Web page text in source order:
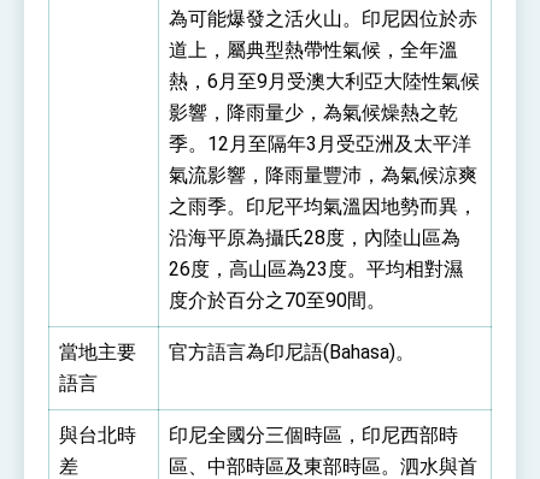
外交部長林佳龍主持第35次「參與亞太經濟合作
策略小組」跨部會會議
民調顯示多數國人滿意政府外交表現，高度支持
「總合外交」與台歐美日關係深化
總統以「韌性之島，希望之光」為題發表2026新
年談話
總統主持「守護民主台灣國安行動方案」記者
會 強調以實力守護台海和平 以決心掌握國家
變局中 奮起的新臺灣 總統發表國慶演說
總統發表執政周年談話 盼面對未來挑戰 堅持
團結 迎風轉型 穩健前行
賴總統就職演說影片
總統重要談話
外交部重要言論
我國政府將在美國亞利桑納州設立「駐鳳凰城辦
事處」，進一步深化台美交流合作
為可能爆發之活火山。印尼因位於赤
道上，屬典型熱帶性氣候，全年溫
熱，6月至9月受澳大利亞大陸性氣候
影響，降雨量少，為氣候燥熱之乾
季。12月至隔年3月受亞洲及太平洋
氣流影響，降雨量豐沛，為氣候涼爽
之雨季。印尼平均氣溫因地勢而異，
沿海平原為攝氏28度，內陸山區為
26度，高山區為23度。平均相對濕
度介於百分之70至90間。
當地主要
語言
官方語言為印尼語(Bahasa)。
與台北時
差
印尼全國分三個時區，印尼西部時
區、中部時區及東部時區。泗水與首